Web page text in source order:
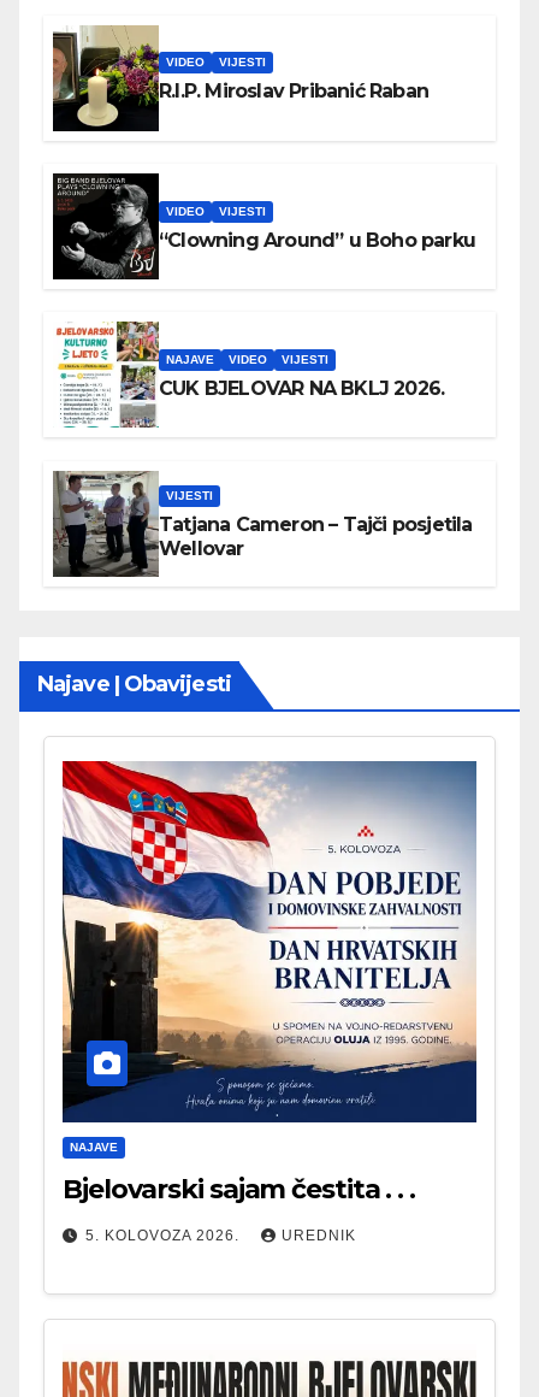
VIDEO VIJESTI
R.I.P. Miroslav Pribanić Raban
VIDEO VIJESTI
“Clowning Around” u Boho parku
NAJAVE VIDEO VIJESTI
CUK BJELOVAR NA BKLJ 2026.
VIJESTI
Tatjana Cameron – Tajči posjetila
Wellovar
Najave | Obavijesti
NAJAVE
Bjelovarski sajam čestita . . .
5. KOLOVOZA 2026. UREDNIK